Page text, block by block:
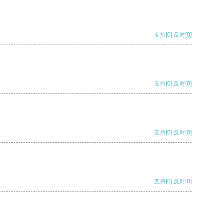
支持[0] 反对[0]
支持[0] 反对[0]
支持[0] 反对[0]
支持[0] 反对[0]